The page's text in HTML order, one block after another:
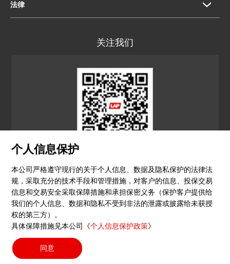
个人信息保护
本公司严格遵守现行的关于个人信息、数据及隐私保护的法律法
规，采取充分的技术手段和管理措施，对客户的信息、投保交易
信息和交易安全采取保障措施和承担保密义务（保护客户提供给
我们的个人信息、数据和隐私不受到非法的泄露或披露给未获授
权的第三方）。
具体保障措施见本公司《个人信息保护政策》
同意
法律
关注我们
© 2026 镭尔谱激光应用技术（上海）有限公司
隐私政策 印记沪ICP备15051604号-4 （沪）-非经营
性-2023-0290
Search